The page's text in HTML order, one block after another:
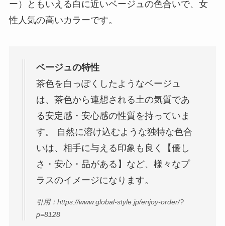
ー）ともいえる白に近いベージュの色合いで、女
性人気の高いカラーです。
ベージュの特性
茶色を白っぽくしたようなベージュ
は、茶色から連想される土の気質であ
る安定感・安心感の性質を持っていま
す。 自然に溶け込むような独特な色合
いは、相手に与える印象も良く【優し
さ・安心・品がある】など、様々なプ
ラスのイメージになります。
引用：https://www.global-style.jp/enjoy-order/?
p=8128